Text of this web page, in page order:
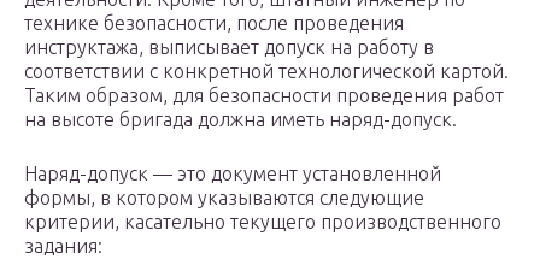
технике безопасности, после проведения
инструктажа, выписывает допуск на работу в
соответствии с конкретной технологической картой.
Таким образом, для безопасности проведения работ
на высоте бригада должна иметь наряд-допуск.
Наряд-допуск — это документ установленной
формы, в котором указываются следующие
критерии, касательно текущего производственного
задания: